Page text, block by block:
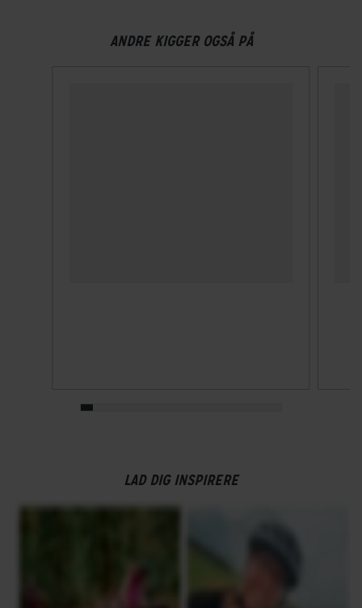
ANDRE KIGGER OGSÅ PÅ
LAD DIG INSPIRERE